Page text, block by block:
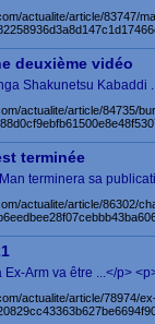
actualite/article/83747/
deuxième vidéo
Shakunetsu
actualite/article/84735/
terminée
terminera sa
actualite/article/86302/
Arm va être ...</p>
actualite/article/78974/